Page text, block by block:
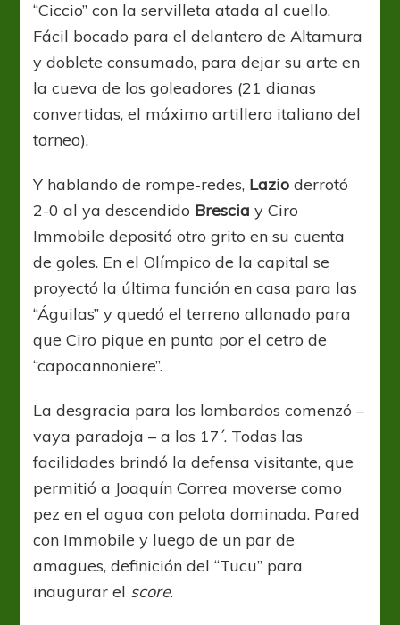
“Ciccio” con la servilleta atada al cuello.
Fácil bocado para el delantero de Altamura
y doblete consumado, para dejar su arte en
la cueva de los goleadores (21 dianas
convertidas, el máximo artillero italiano del
torneo).
Y hablando de rompe-redes, Lazio derrotó
2-0 al ya descendido Brescia y Ciro
Immobile depositó otro grito en su cuenta
de goles. En el Olímpico de la capital se
proyectó la última función en casa para las
“Águilas” y quedó el terreno allanado para
que Ciro pique en punta por el cetro de
“capocannoniere”.
La desgracia para los lombardos comenzó –
vaya paradoja – a los 17´. Todas las
facilidades brindó la defensa visitante, que
permitió a Joaquín Correa moverse como
pez en el agua con pelota dominada. Pared
con Immobile y luego de un par de
amagues, definición del “Tucu” para
inaugurar el score.